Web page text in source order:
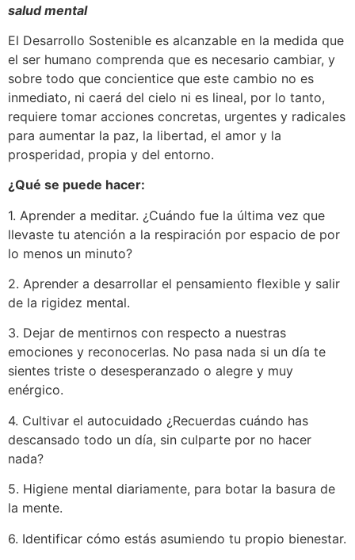
salud mental
El Desarrollo Sostenible es alcanzable en la medida que
el ser humano comprenda que es necesario cambiar, y
sobre todo que concientice que este cambio no es
inmediato, ni caerá del cielo ni es lineal, por lo tanto,
requiere tomar acciones concretas, urgentes y radicales
para aumentar la paz, la libertad, el amor y la
prosperidad, propia y del entorno.
¿Qué se puede hacer:
1. Aprender a meditar. ¿Cuándo fue la última vez que
llevaste tu atención a la respiración por espacio de por
lo menos un minuto?
2. Aprender a desarrollar el pensamiento flexible y salir
de la rigidez mental.
3. Dejar de mentirnos con respecto a nuestras
emociones y reconocerlas. No pasa nada si un día te
sientes triste o desesperanzado o alegre y muy
enérgico.
4. Cultivar el autocuidado ¿Recuerdas cuándo has
descansado todo un día, sin culparte por no hacer
nada?
5. Higiene mental diariamente, para botar la basura de
la mente.
6. Identificar cómo estás asumiendo tu propio bienestar.